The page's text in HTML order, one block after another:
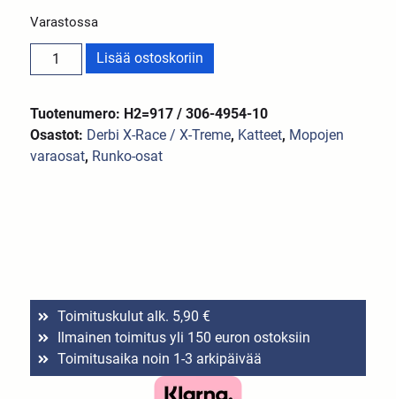
Varastossa
Lisää ostoskoriin
Tuotenumero: H2=917 / 306-4954-10
Osastot: Derbi X-Race / X-Treme, Katteet, Mopojen
varaosat, Runko-osat
Toimituskulut alk. 5,90 €
Ilmainen toimitus yli 150 euron ostoksiin
Toimitusaika noin 1-3 arkipäivää